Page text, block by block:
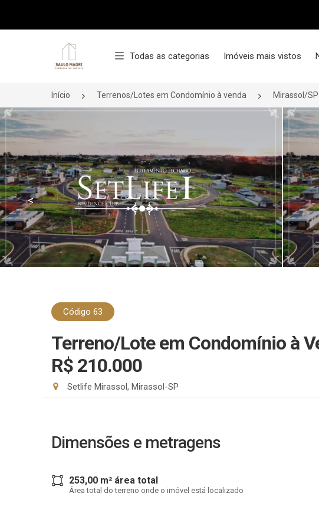
Página inicial
Todas as categorias Imóveis mais vistos
Início Terrenos/Lotes em Condomínio à venda Mirassol/SP
<
Código 63
Terreno/Lote em Condomínio à
R$ 210.000
Setlife Mirassol, Mirassol-SP
Dimensões e metragens
253,00 m² área total
Área total do terreno onde o imóvel está localizado